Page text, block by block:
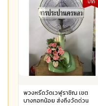
พวงหรีดวัดเวฬุราชิณ เขต
บางกอกน้อย ส่งถึงวัดด่วน